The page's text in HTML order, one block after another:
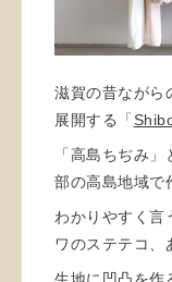
滋賀の昔ながら
展開する「
「高島ちぢみ
部の高島地域で
わかりやすく言
ワのステテコ、
生地に凹凸を作